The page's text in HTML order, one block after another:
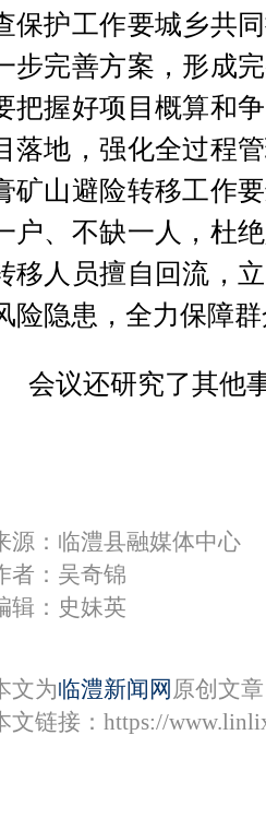
保护工作要城乡共
步完善方案，形成
把握好项目概算和
落地，强化全过程
矿山避险转移工作
户、不缺一人，杜
移人员擅自回流，
险隐患，全力保障
会议还研究了其他
源：临澧县融媒体中心
者：吴奇锦
辑：史妹英
文为临澧新闻网 原创文
文链接： https://